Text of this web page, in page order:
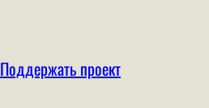
Поддержать проект